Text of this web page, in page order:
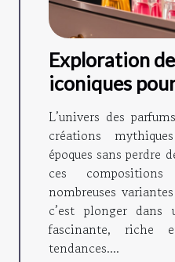
Exploration
iconiques
leurs
L’univers des
créations
époques sans perdre
ces
nombreuses
c’est plonger
fascinante, riche
tendances....